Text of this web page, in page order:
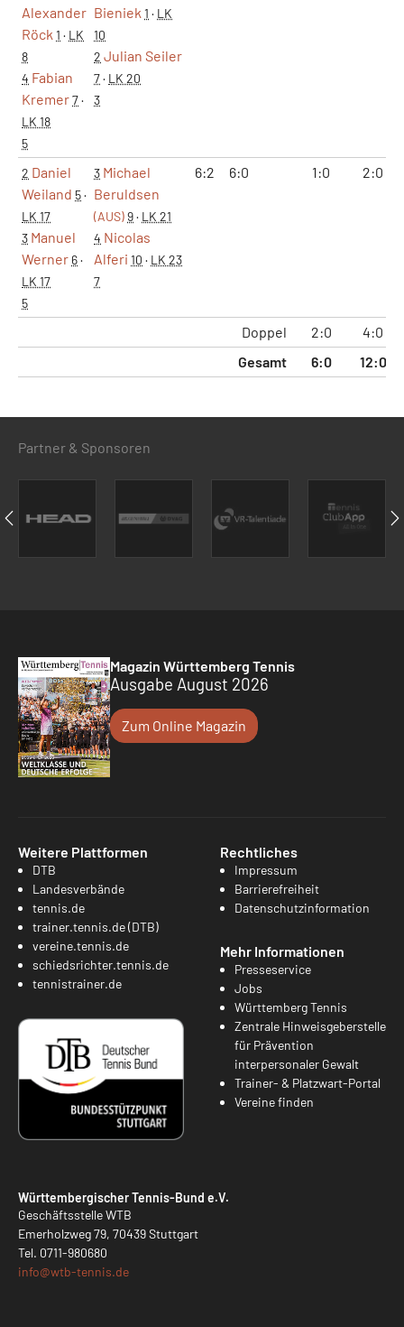
Alexander
Röck 1 · LK
8
4 Fabian
Kremer7·
LK 18
5
Bieniek 1 · LK
10
2 Julian Seiler
7· LK 20
3
2 Daniel
Weiland 5·
LK 17
3 Manuel
Werner 6·
LK 17
5
3 Michael
Beruldsen
(AUS)9· LK 21
4 Nicolas
Alferi 10 · LK 23
7
6:2 6:0 1:0 2:0
Doppel 2:0
4:0
Gesamt
6:0 12:0
Partner & Sponsoren
Magazin Württemberg Tennis
Ausgabe August 2026
Zum Online Magazin
Weitere Plattformen
DTB
Landesverbände
tennis.de
trainer.tennis.de (DTB)
vereine.tennis.de
schiedsrichter.tennis.de
tennistrainer.de
Rechtliches
Impressum
Barrierefreiheit
Datenschutzinformation
Mehr Informationen
Presseservice
Jobs
Württemberg Tennis
Zentrale Hinweisgeberstelle
für Prävention
interpersonaler Gewalt
Trainer- & Platzwart-Portal
Vereine finden
Württembergischer Tennis-Bund e.V.
Geschäftsstelle WTB
Emerholzweg 79, 70439 Stuttgart
Tel. 0711-980680
info@wtb-tennis.de